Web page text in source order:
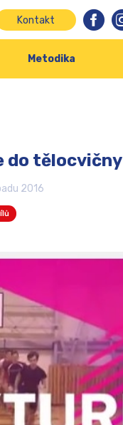
Kontakt
Metodika
do tělocvičny
2016